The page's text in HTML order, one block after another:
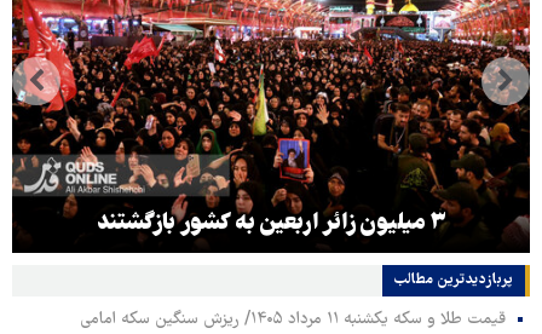
۳ میلیون زائر اربعین به کشور بازگشتند
پربازدیدترین‌ مطالب
قیمت طلا و سکه یکشنبه ۱۱ مرداد ۱۴۰۵/ ریزش سنگین سکه امامی